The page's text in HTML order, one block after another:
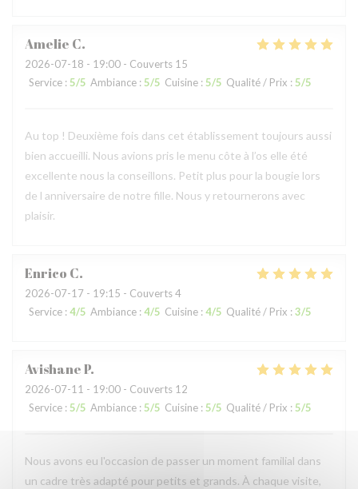
Amelie C
2026-07-18 - 19:00 - Couverts 15
Service : 5/5 Ambiance : 5/5 Cuisine : 5/5 Qualité / Prix : 5/5
Au top ! Deuxième fois dans cet établissement toujours aussi
bien accueilli. Nous avions pris le menu côte à l’os elle été
excellente nous la conseillons. Petit plus pour la bougie lors
de l anniversaire de notre fille. Nous y retournerons avec
plaisir.
Enrico C
2026-07-17 - 19:15 - Couverts 4
Service : 4/5 Ambiance : 4/5 Cuisine : 4/5 Qualité / Prix : 3/5
AvishaneP
2026-07-11 - 19:00 - Couverts 12
Service : 5/5 Ambiance : 5/5 Cuisine : 5/5 Qualité / Prix : 5/5
Nous avons eu l'occasion de passer un moment familial dans
un cadre très adapté pour petits et grands. À chaque visite,